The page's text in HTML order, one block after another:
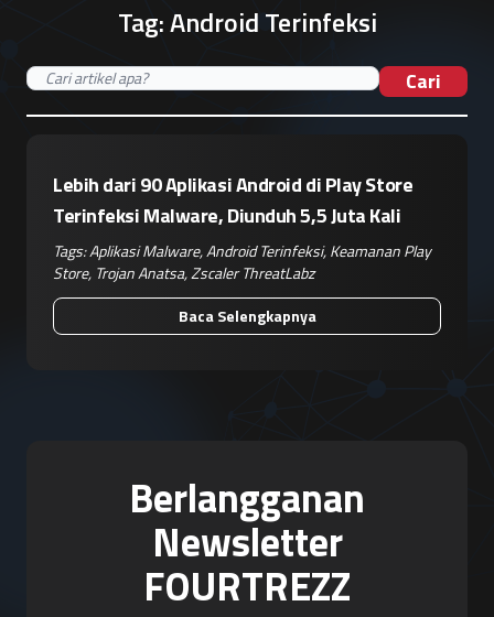
Tag:Android Terinfeksi
Cari
Lebih dari 90 Aplikasi Android di Play Store
Terinfeksi Malware, Diunduh 5,5 Juta Kali
Tags:Aplikasi Malware,Android Terinfeksi,Keamanan Play
Store, Trojan Anatsa,Zscaler ThreatLabz
Baca Selengkapnya
Berlangganan
Newsletter
FOURTREZZ